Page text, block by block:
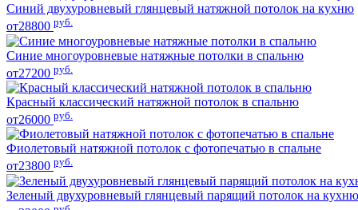
Синий двухуровневый глянцевый натяжной потолок на кухню
от28800 руб.
Синие многоуровневые натяжные потолки в спальню
от27200 руб.
Красный классический натяжной потолок в спальню
от26000 руб.
Фиолетовый натяжной потолок с фотопечатью в спальне
от23800 руб.
Зеленый двухуровневый глянцевый парящий потолок на кухню